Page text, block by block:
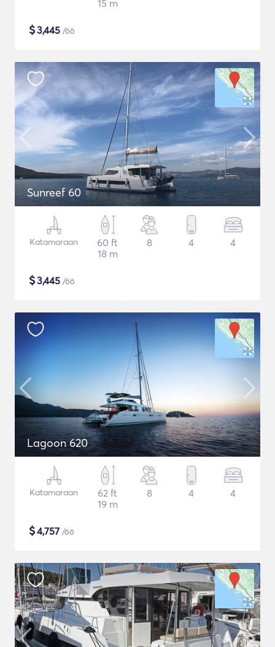
15 m
$3,445 /öö
Sunreef 60
Katamaraan
60 ft
18 m
8 4 4
$3,445 /öö
Lagoon 620
Katamaraan
62 ft
19 m
8 4 4
$4,757 /öö